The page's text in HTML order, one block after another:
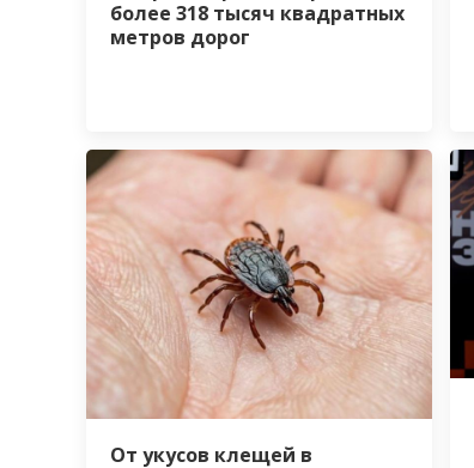
более 318 тысяч квадратных
метров дорог
От укусов клещей в